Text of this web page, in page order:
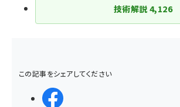
技術解説 4,126
この記事をシェアしてください